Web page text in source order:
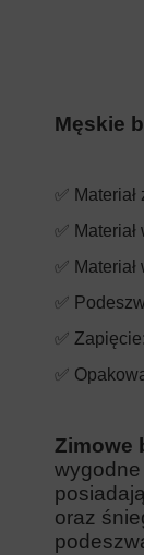
Męskie
✅ Materiał
✅
✅ Materiał
✅
✅
✅
Zimowe
wygodne
oraz